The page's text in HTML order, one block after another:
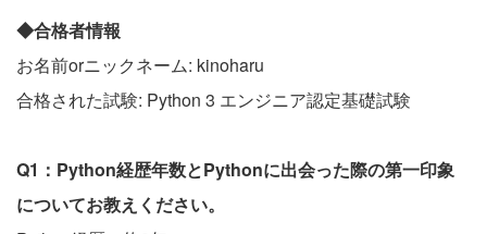
◆合格者情報
お名前orニックネーム: kinoharu
合格された試験: Python 3 エンジニア認定基礎試験
Q1：Python経歴年数とPythonに出会った際の第一印象
についてお教えください。